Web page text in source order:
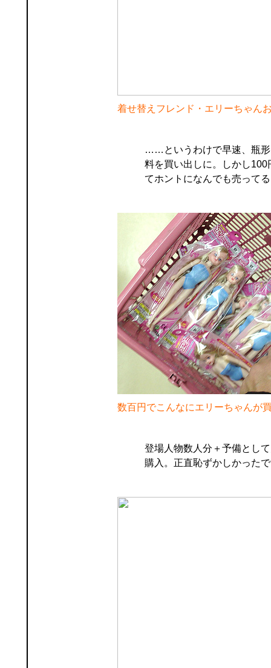
着せ替えフレンド・エリーちゃん
……というわけで早速、瓶形
料を買い出しに。しかし100
てホントになんでも売って
数百円でこんなにエリーちゃんが
登場人物数人分＋予備とし
購入。正直恥ずかしかった